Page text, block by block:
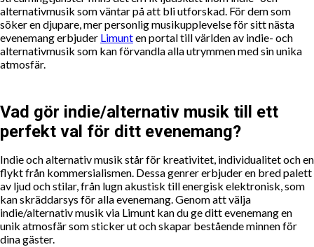
alternativmusik som väntar på att bli utforskad. För dem som
söker en djupare, mer personlig musikupplevelse för sitt nästa
evenemang erbjuder Limunten portal till världen av indie- och
alternativmusik som kan förvandla alla utrymmen med sin unika
atmosfär.
Vad gör indie/alternativ musik till ett
perfekt val för ditt evenemang?
Indie och alternativ musik står för kreativitet, individualitet och en
flykt från kommersialismen. Dessa genrer erbjuder en bred palett
av ljud och stilar, från lugn akustisk till energisk elektronisk, som
kan skräddarsys för alla evenemang. Genom att välja
indie/alternativ musik via Limunt kan du ge ditt evenemang en
unik atmosfär som sticker ut och skapar bestående minnen för
dina gäster.